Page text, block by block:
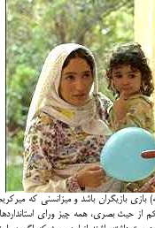
بازیگران باشد و میزانسنی که
حیث بصری، همه چیز ورای